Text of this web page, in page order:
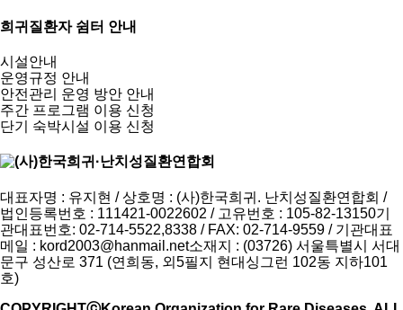
희귀질환자 쉼터 안내
시설안내
운영규정 안내
안전관리 운영 방안 안내
주간 프로그램 이용 신청
단기 숙박시설 이용 신청
대표자명 : 유지현 / 상호명 : (사)한국희귀. 난치성질환연합회 /
법인등록번호 : 111421-0022602 / 고유번호 : 105-82-13150기
관대표번호: 02-714-5522,8338 / FAX: 02-714-9559 / 기관대표
메일 : kord2003@hanmail.net소재지 : (03726) 서울특별시 서대
문구 성산로 371 (연희동, 외5필지 현대싱그런 102동 지하101
호)